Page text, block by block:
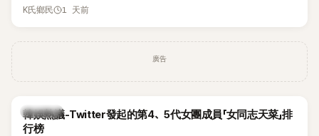
被質疑在舞台上使用臀墊，如今最新打歌舞台曝光後，再度因
K氏鄉民 1 天前
廣告
熱議討論
韓娛熱議-Twitter發起的第4、5代女團成員「女同志天菜」排
行榜